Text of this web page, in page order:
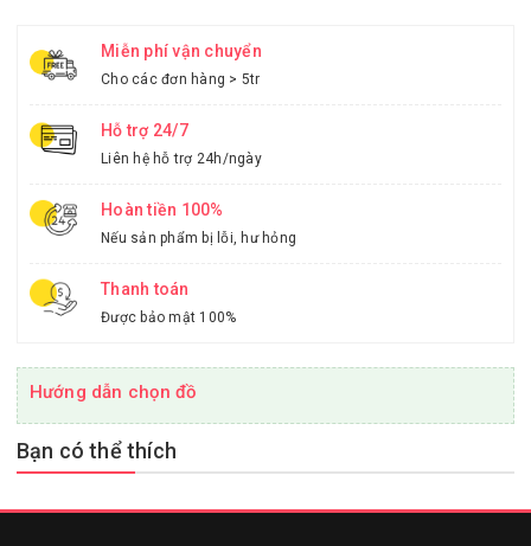
Miễn phí vận chuyển
Cho các đơn hàng > 5tr
Hỗ trợ 24/7
Liên hệ hỗ trợ 24h/ngày
Hoàn tiền 100%
Nếu sản phẩm bị lỗi, hư hỏng
Thanh toán
Được bảo mật 100%
Hướng dẫn chọn đồ
Bạn có thể thích